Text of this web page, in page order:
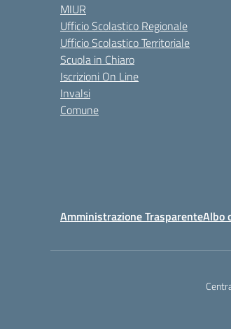
MIUR
Ufficio Scolastico Regionale
Ufficio Scolastico Territoriale
Scuola in Chiaro
Iscrizioni On Line
Invalsi
Comune
Amministrazione TrasparenteAlbo